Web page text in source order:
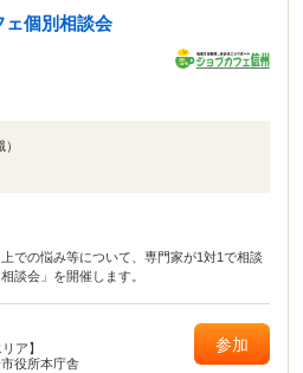
ェ個別相談会
での悩み等について、専門家が1対1で相談
談会」を開催します。
ア】
市役所本庁舎
参加